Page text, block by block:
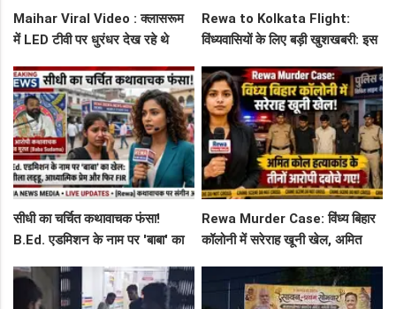
Maihar Viral Video : क्लासरूम
में LED टीवी पर धुरंधर देख रहे थे
शिकायत
Rewa to Kolkata Flight:
विंध्यवासियों के लिए बड़ी खुशखबरी: इस
फ्लाइट, जानें पूरा रूट!
सीधी का चर्चित कथावाचक फंसा!
B.Ed. एडमिशन के नाम पर 'बाबा' का
और फिर FIR
Rewa Murder Case: विंध्य बिहार
कॉलोनी में सरेराह खूनी खेल, अमित